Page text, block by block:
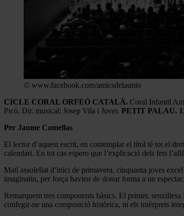
© www.facebook.com/amicsdelaunio
CICLE CORAL ORFEÓ CATALÀ. Coral Infantil
Picó. Dir. musical: Josep Vila i Jover. PETIT PALAU.
Per Jaume Comellas
El lector d’aquest escrit, en contemplar el títol té tot el
calendari. En tot cas espero que l’explicació dels fets
Matí assolellat d’inici de primavera, cinquanta joves
imaginatiu, per força havien de donar forma a un
Remarquem tres components bàsics. El primer,
confegir-ne una composició històrica, ni els intèrprets